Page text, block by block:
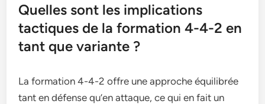
Quelles sont les implications
tactiques de la formation 4-4-2 en
tant que variante ?
La formation 4-4-2 offre une approche équilibrée
tant en défense qu’en attaque, ce qui en fait un